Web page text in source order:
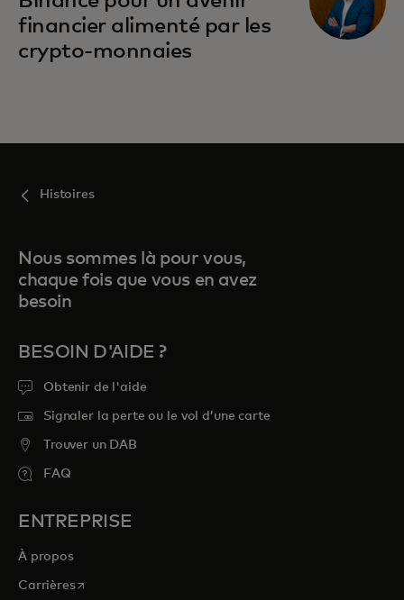
financier alimenté par les
crypto-monnaies
Histoires
Nous sommes là pour vous,
chaque fois que vous en avez
besoin
BESOIN D'AIDE ?
Obtenir de l'aide
Signaler la perte ou le vol d’une carte
Trouver un DAB
FAQ
ENTREPRISE
À propos
Carrièress’ouvre dans un nouvel onglet